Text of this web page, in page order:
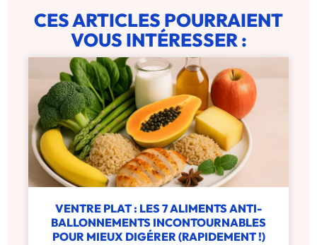
CES ARTICLES POURRAIENT
VOUS INTÉRESSER :
VENTRE PLAT : LES 7 ALIMENTS ANTI-
BALLONNEMENTS INCONTOURNABLES
POUR MIEUX DIGÉRER (RAPIDEMENT !)